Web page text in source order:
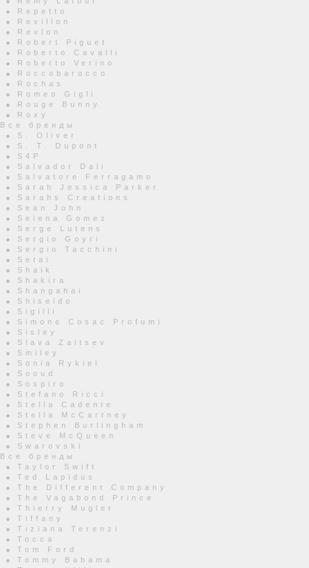
Repetto
Revillon
Revlon
Robert Piguet
Roberto Cavalli
Roberto Verino
Roccobarocco
Rochas
Romeo Gigli
Rouge Bunny
Roxy
Все бренды
S. Oliver
S. T. Dupont
S4P
Salvador Dali
Salvatore Ferragamo
Sarah Jessica Parker
Sarahs Creations
Sean John
Selena Gomez
Serge Lutens
Sergio Goyri
Sergio Tacchini
Setai
Shaik
Shakira
Shangahai
Shiseido
Sigilli
Simone Cosac Profumi
Sisley
Slava Zaitsev
Smiley
Sonia Rykiel
Sooud
Sospiro
Stefano Ricci
Stella Cadente
Stella McCartney
Stephen Burlingham
Steve McQueen
Swarovski
Все бренды
Taylor Swift
Ted Lapidus
The Different Company
The Vagabond Prince
Thierry Mugler
Tiffany
Tiziana Terenzi
Tocca
Tom Ford
Tommy Bahama